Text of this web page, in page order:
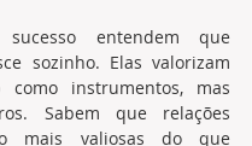
sucesso entendem que
sozinho. Elas valorizam
como instrumentos, mas
Sabem que relações
mais valiosas do que